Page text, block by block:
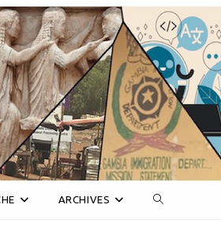
ARCHIVES Toggle